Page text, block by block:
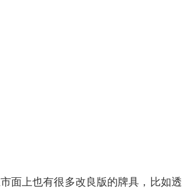
面上也有很多改良版的牌具，比如